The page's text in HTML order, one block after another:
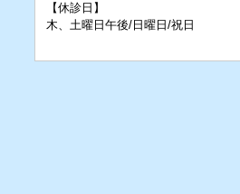
【休診日】
木、 土曜日午後/日曜日/祝日